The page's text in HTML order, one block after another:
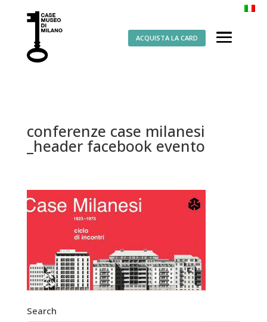
ACQUISTA LA CARD
conferenze case milanesi
_header facebook evento
Search